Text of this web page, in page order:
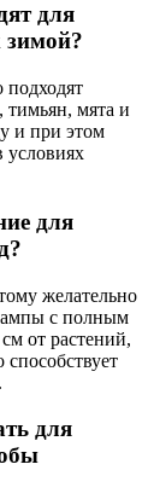
для
тимьян, мята и
и при этом
условиях
для
желательно
с полным
от растений,
способствует
для